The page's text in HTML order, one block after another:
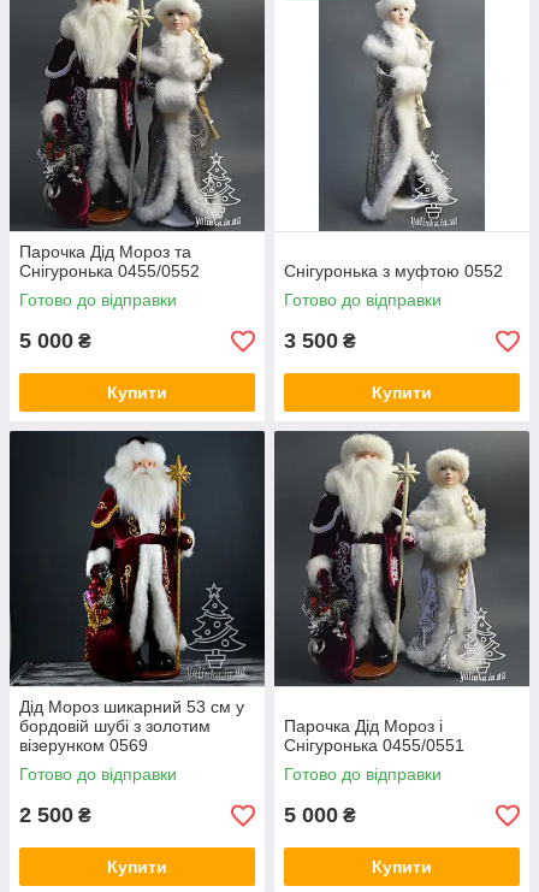
Парочка Дід Мороз та
Снігуронька 0455/0552
Готово до відправки
5 000 ₴
Купити
Снігуронька з муфтою 0552
Готово до відправки
3 500 ₴
Купити
Дід Мороз шикарний 53 см у
бордовій шубі з золотим
візерунком 0569
Готово до відправки
2 500 ₴
Купити
Парочка Дід Мороз і
Снігуронька 0455/0551
Готово до відправки
5 000 ₴
Купити